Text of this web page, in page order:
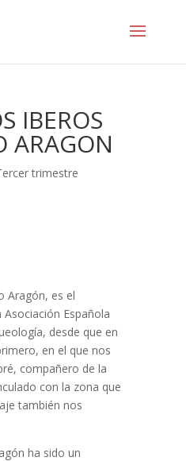
IBEROS
ARAGON
trimestre
Aragón, es el
Española
desde que en
en el que nos
compañero de la
con la zona que
también nos
ha sido un